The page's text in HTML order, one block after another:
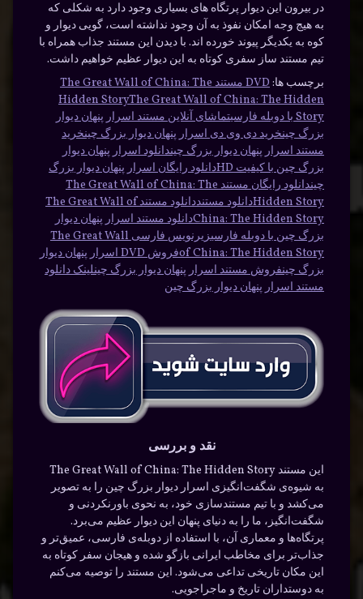
در بیرون این دیوار پرتگاه های بسیاری وجود دارد به شکلی که
به هیج وجه امکان نفوذ به آن وجود نداشته است، گویی دیوار و
کوه به یکدیگر پیوند خورده اند. با دیدن این مستند جذاب همراه با
تیم مستند ساز سفری کوتاه به این دیوار عظیم خواهیم داشت.
برچسب ها:
DVD مستند The Great Wall of China: The
Hidden StoryThe Great Wall of China: The Hidden
Story با دوبله فارسی
تماشای آنلاین مستند اسرار پنهان دیوار
بزرگ چینخرید دی وی دی اسرار پنهان دیوار بزرگ چینخرید
مستند اسرار پنهان دیوار بزرگ چیندانلود اسرار پنهان دیوار
بزرگ چین با کیفیت HD
دانلود رایگان اسرار پنهان دیوار بزرگ
چین
دانلود رایگان مستند The Great Wall of China: The
Hidden Storyدانلود مستند
دانلود مستند The Great Wall of
China: The Hidden Storyدانلود مستند اسرار پنهان دیوار
بزرگ چین با دوبله فارسی
زیرنویس فارسی The Great Wall
of China: The Hidden Story
فروش DVD اسرار پنهان دیوار
بزرگ چینفروش مستند اسرار پنهان دیوار بزرگ چینلینک دانلود
مستند اسرار پنهان دیوار بزرگ چین
نقد و بررسی
این مستند The Great Wall of China: The Hidden Story
به شیوه‌ی شگفت‌انگیزی اسرار دیوار بزرگ چین را به تصویر
می‌کشد و با تیم مستند‌سازی خود، به نحوی باورنکردنی و
شگفت‌انگیز، ما را به دنیای پنهان این دیوار عظیم می‌برد.
پرتگاه‌ها و معماری آن، با استفاده از دوبله‌ی فارسی، عمیق‌تر و
جذاب‌تر برای مخاطب ایرانی بازگو شده و هیجان سفر کوتاه به
این مکان تاریخی تداعی می‌شود. این مستند را توصیه می‌کنم
به دوستداران تاریخ و ماجراجویی.